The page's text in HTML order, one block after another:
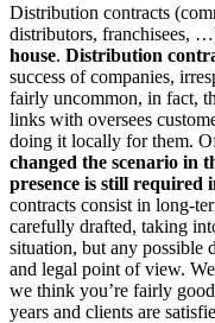
Distribution contracts
distributors, franchisees,
house. Distribution
success of companies,
fairly uncommon, in fact,
links with oversees
doing it locally for them.
changed the scenario in
presence is still required
contracts consist in long-
carefully drafted, taking
situation, but any possible
and legal point of view.
we think you’re fairly
years and clients are